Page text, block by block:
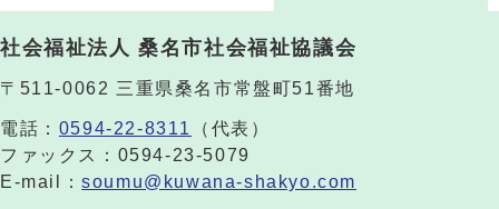
社会福祉法人 桑名市社会福祉協議会
〒511-0062 三重県桑名市常盤町51番地
電話： 0594-22-8311
（代表）
ファックス：0594-23-5079
E-mail：soumu@kuwana-shakyo.com